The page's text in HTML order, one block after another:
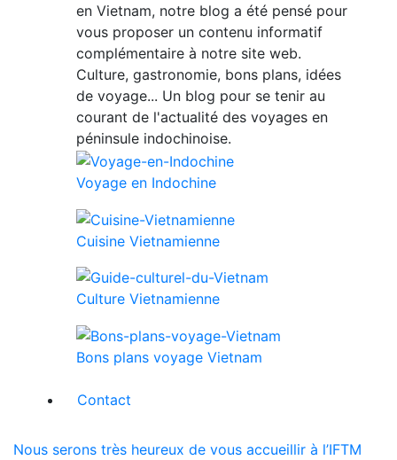
en Vietnam, notre blog a été pensé pour
vous proposer un contenu informatif
complémentaire à notre site web.
Culture, gastronomie, bons plans, idées
de voyage... Un blog pour se tenir au
courant de l'actualité des voyages en
péninsule indochinoise.
Voyage en Indochine
Cuisine Vietnamienne
Culture Vietnamienne
Bons plans voyage Vietnam
Contact
Nous serons très heureux de vous accueillir à l’IFTM